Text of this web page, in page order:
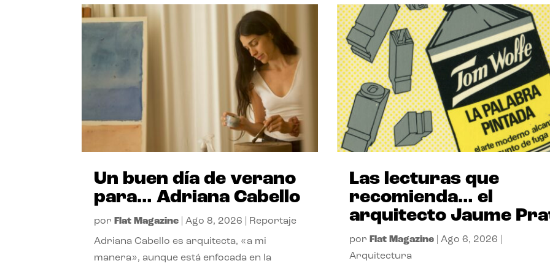
Un buen día de verano
para… Adriana Cabello
por Flat Magazine |Ago 8, 2026 Reportaje
Adriana Cabello es arquitecta, «a mi
manera», aunque está enfocada en la
Las lecturas que
recomienda… el
arquitecto Jaume
por Flat Magazine| Ago 6, 2026
Arquitectura